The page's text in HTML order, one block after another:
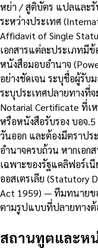
หย่า / สูติบัตร แปลและรั
ระหว่างประเทศ
Affidavit of Single
เอกสารแต่ละประเภทมี
หนังสือมอบอำนาจ
อย่างชัดเจน ระบุชื่อผู้รับ
ระบุประเทศปลายทางที่
Notarial Certificate ที่เ
หรือหนังสือรับรอง บอจ
วันออก และต้องมีตราป
อำนาจครบถ้วน หากเอ
เฉพาะของรัฐแคลิฟอร์เ
ออสเตรเลีย (Statutory
Act 1959) — ทีมทนายข
ตามรูปแบบที่ปลายทางต้
สถานทูตและห